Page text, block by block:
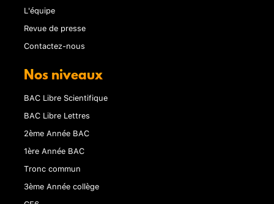
L'équipe
Revue de presse
Contactez-nous
Nos niveaux
BAC Libre Scientifique
BAC Libre Lettres
2ème Année BAC
1ère Année BAC
Tronc commun
3ème Année collège